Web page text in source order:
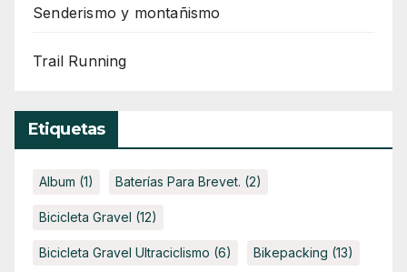
Senderismo y montañismo
Trail Running
Etiquetas
Album (1) Baterías Para Brevet. (2)
Bicicleta Gravel (12)
Bicicleta Gravel Ultraciclismo (6) Bikepacking (13)